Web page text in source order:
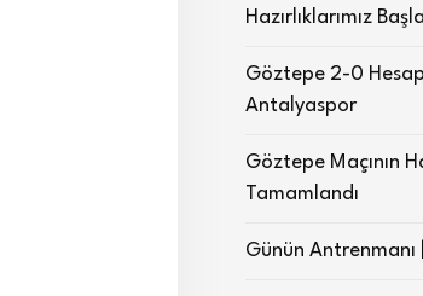
Hazırlıklarımız
Göztepe 2-0
Antalyaspor
Göztepe Maçının
Tamamlandı
Günün